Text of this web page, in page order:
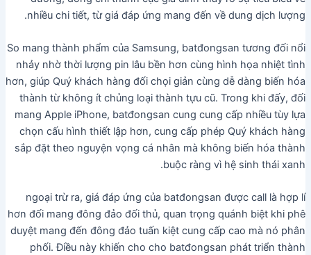
nhiều chi tiết, từ giá đáp ứng mang đến về dung dịch lượng.
So mang thành phẩm của Samsung, batđongsan tương đối nổi
nhảy nhờ thời lượng pin lâu bền hơn cùng hình họa nhiệt tình
hơn, giúp Quý khách hàng đối chọi giản cùng dễ dàng biến hóa
thành từ không ít chủng loại thành tựu cũ. Trong khi đấy, đối
mang Apple iPhone, batđongsan cung cung cấp nhiều tùy lựa
chọn cấu hình thiết lập hơn, cung cấp phép Quý khách hàng
sắp đặt theo nguyện vọng cá nhân mà không biến hóa thành
buộc ràng vì hệ sinh thái xanh.
ngoại trừ ra, giá đáp ứng của batđongsan được call là hợp lí
hơn đối mang đông đảo đối thủ, quan trọng quánh biệt khi phê
duyệt mang đến đông đảo tuấn kiệt cung cấp cao mà nó phân
phối. Điều này khiến cho cho batđongsan phát triển thành